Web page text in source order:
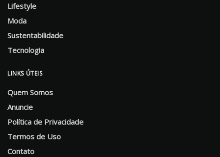
Lifestyle
Moda
Sustentabilidade
Tecnologia
LINKS ÚTEIS
Quem Somos
Anuncie
Política de Privacidade
Termos de Uso
Contato